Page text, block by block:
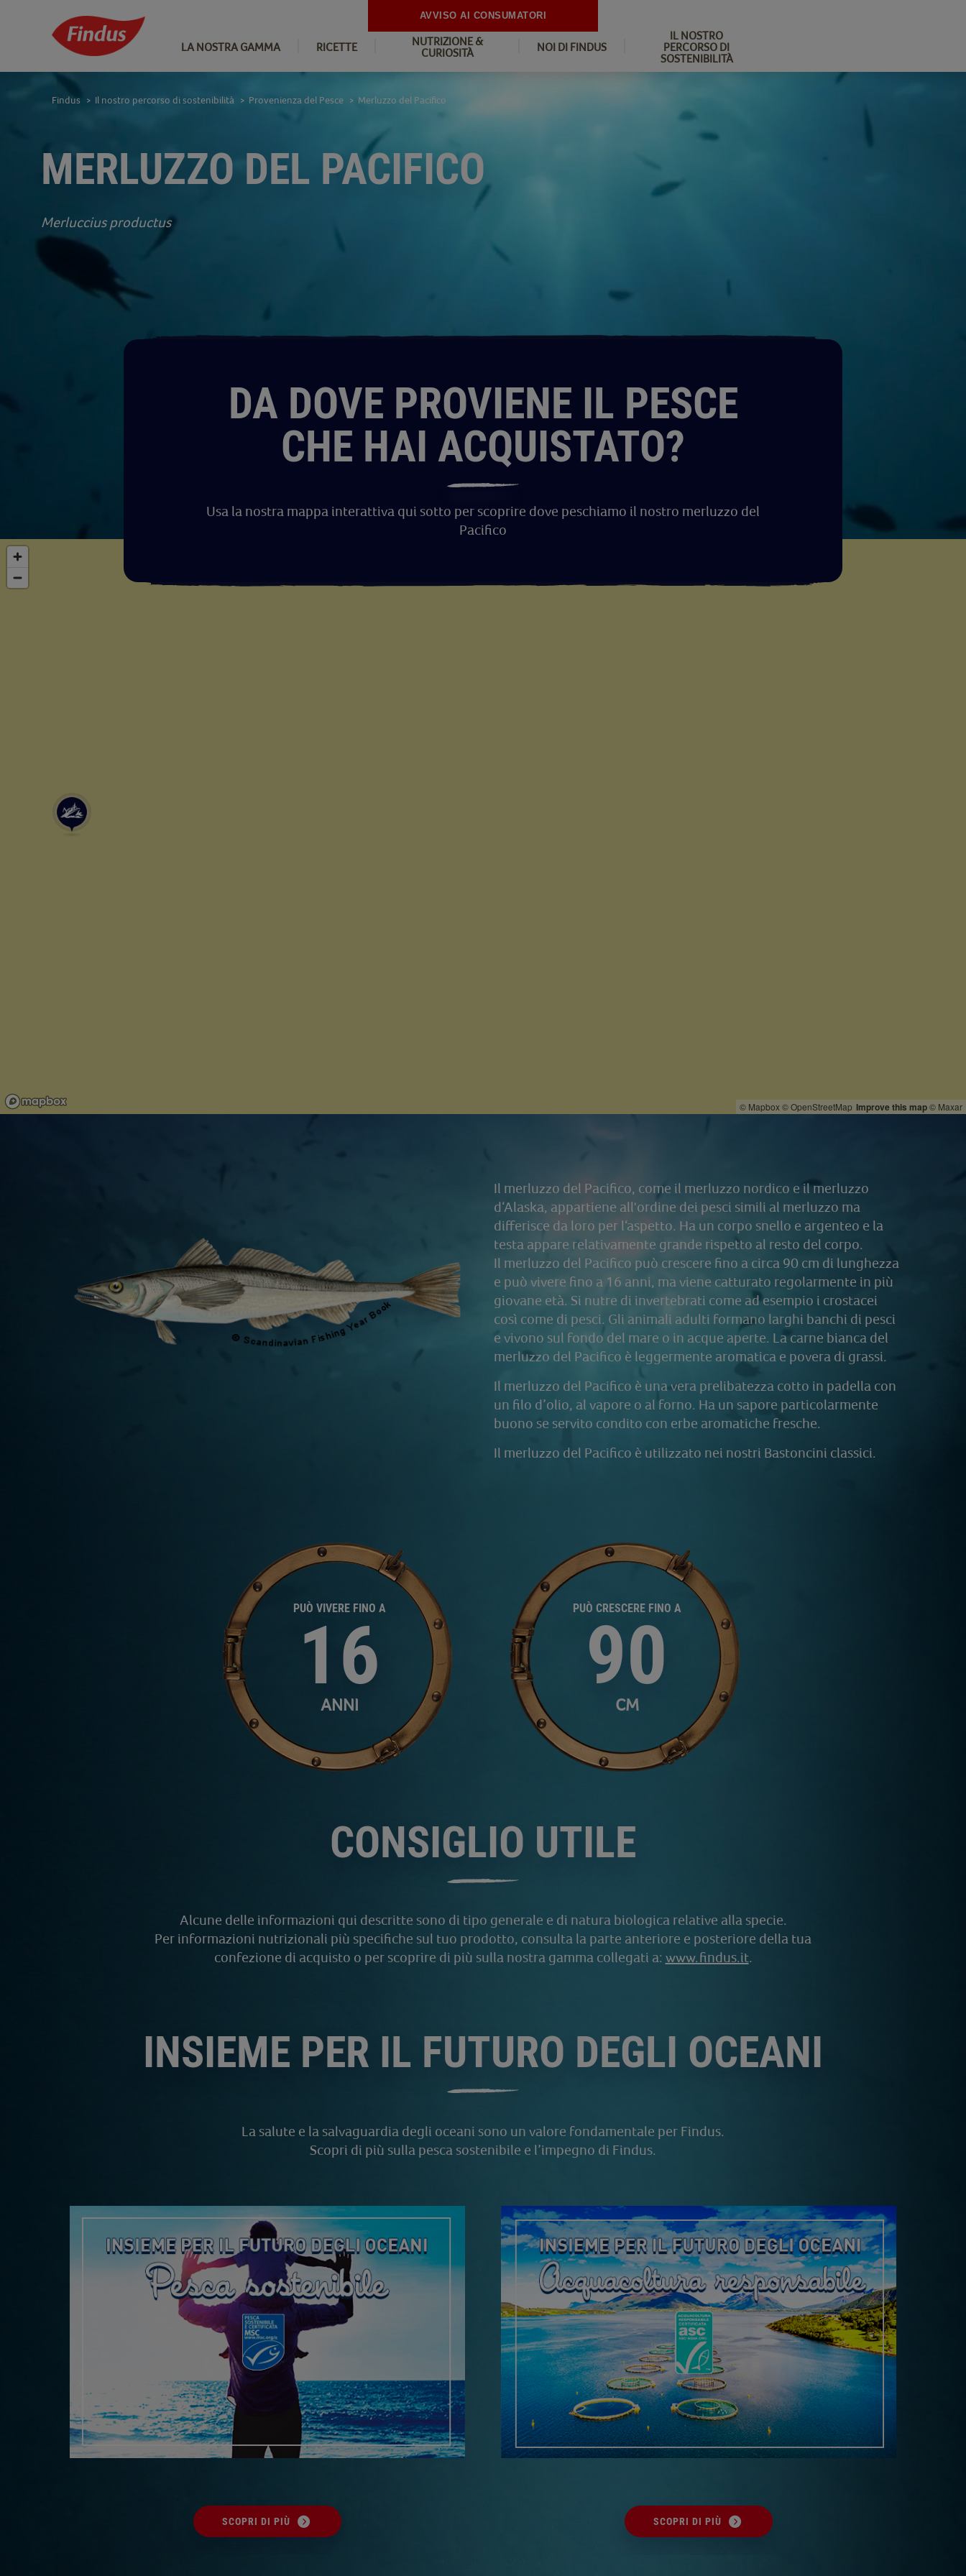
LA NOSTRA GAMMA RICETTE
NUTRIZIONE &
CURIOSITÀ
NOI DI FINDUS
IL NOSTRO
PERCORSO DI
SOSTENIBILITÀ
MERLUZZO DEL PACIFICO
Merluccius productus
DA DOVE PROVIENE IL PESCE
CHE HAI ACQUISTATO?
Usa la nostra mappa interattiva qui sotto per scoprire dove peschiamo il nostro merluzzo del
Pacifico
Findus > Il nostro percorso di sostenibilità > Provenienza del Pesce > Merluzzo del Pacifico
© Mapbox© OpenStreetMap Improve this map© Maxar
Il merluzzo del Pacifico, come il merluzzo nordico e il merluzzo
d‘Alaska, appartiene all'ordine dei pesci simili al merluzzo ma
differisce da loro per l‘aspetto. Ha un corpo snello e argenteo e la
testa appare relativamente grande rispetto al resto del corpo.
Il merluzzo del Pacifico può crescere fino a circa 90 cm di lunghezza
e può vivere fino a 16 anni, ma viene catturato regolarmente in più
giovane età. Si nutre di invertebrati come ad esempio i crostacei
così come di pesci. Gli animali adulti formano larghi banchi di pesci
e vivono sul fondo del mare o in acque aperte. La carne bianca del
merluzzo del Pacifico è leggermente aromatica e povera di grassi.
Il merluzzo del Pacifico è una vera prelibatezza cotto in padella con
un filo d’olio, al vapore o al forno. Ha un sapore particolarmente
buono se servito condito con erbe aromatiche fresche.
Il merluzzo del Pacifico è utilizzato nei nostri Bastoncini classici.
PUÒ VIVERE FINO A
16
ANNI
PUÒ CRESCERE FINO A
90
CM
CONSIGLIO UTILE
Alcune delle informazioni qui descritte sono di tipo generale e di natura biologica relative alla specie.
Per informazioni nutrizionali più specifiche sul tuo prodotto, consulta la parte anteriore e posteriore della tua
confezione di acquisto o per scoprire di più sulla nostra gamma collegati a: www.findus.it.
INSIEME PER IL FUTURO DEGLI OCEANI
La salute e la salvaguardia degli oceani sono un valore fondamentale per Findus.
Scopri di più sulla pesca sostenibile e l’impegno di Findus.
SCOPRI DI PIÙ SCOPRI DI PIÙ
AVVISO AI CONSUMATORI